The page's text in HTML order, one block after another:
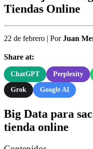
Tiendas Online
22 de febrero | PorJuan
Share at:
ChatGPT Perplexity
Grok Google AI
Big Data para
tienda online